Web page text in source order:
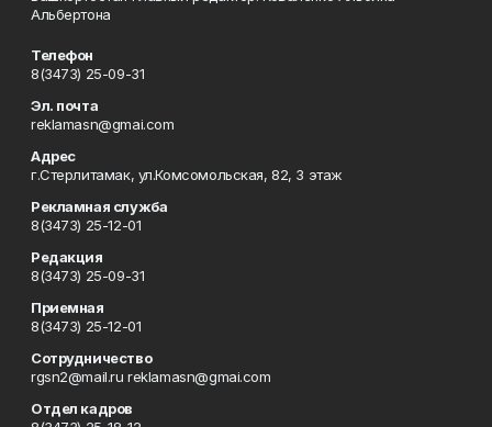
Альбертона
Телефон
8(3473) 25-09-31
Эл. почта
reklamasn@gmai.com
Адрес
г.Стерлитамак, ул.Комсомольская, 82, 3 этаж
Рекламная служба
8(3473) 25-12-01
Редакция
8(3473) 25-09-31
Приемная
8(3473) 25-12-01
Сотрудничество
rgsn2@mail.ru reklamasn@gmai.com
Отдел кадров